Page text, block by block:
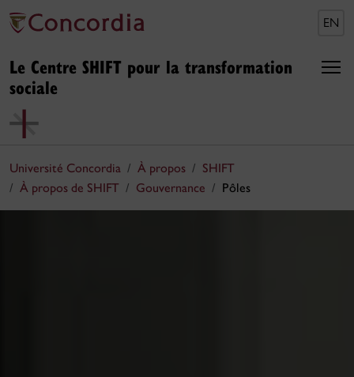
EN
Le Centre SHIFT pour la transformation
sociale
Université Concordia À propos
SHIFT
À propos de SHIFT
Gouvernance Pôles